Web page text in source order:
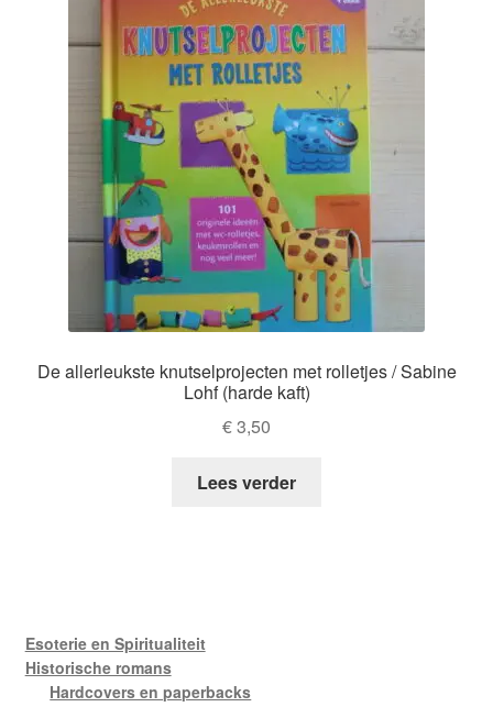
De allerleukste knutselprojecten met rolletjes / Sabine
Lohf (harde kaft)
€3,50
Lees verder
Esoterie en Spiritualiteit
Historische romans
Hardcovers en paperbacks